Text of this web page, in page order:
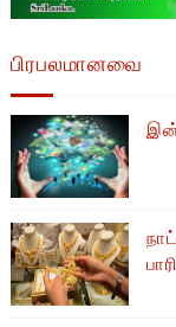
பிரபலமானவை